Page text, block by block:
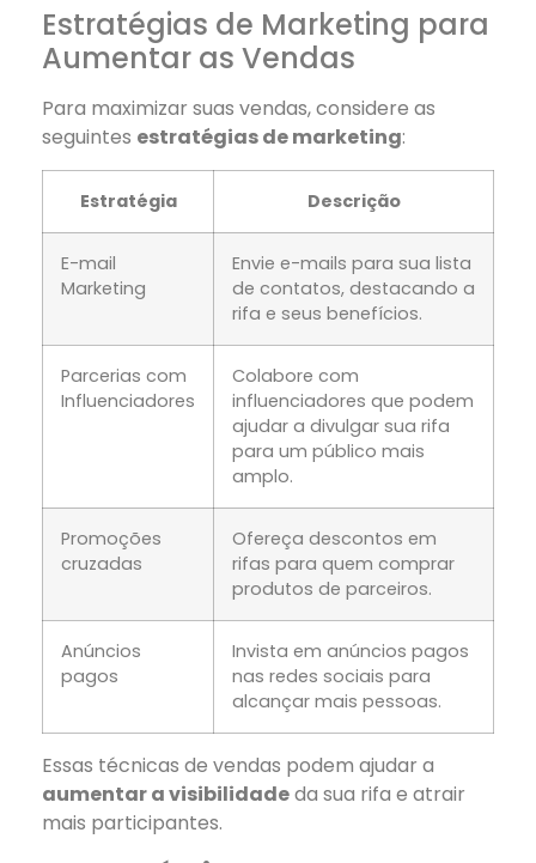
Estratégias de Marketing para
Aumentar as Vendas
Para maximizar suas vendas, considere as
seguintes estratégias de marketing:
Estratégia Descrição
E-mail
Marketing
Envie e-mails para sua lista
de contatos, destacando a
rifa e seus benefícios.
Parcerias com
Influenciadores
Colabore com
influenciadores que podem
ajudar a divulgar sua rifa
para um público mais
amplo.
Promoções
cruzadas
Ofereça descontos em
rifas para quem comprar
produtos de parceiros.
Anúncios
pagos
Invista em anúncios pagos
nas redes sociais para
alcançar mais pessoas.
Essas técnicas de vendas podem ajudar a
aumentar a visibilidadeda sua rifa e atrair
mais participantes.